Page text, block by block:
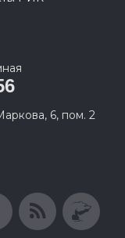
6, пом. 2